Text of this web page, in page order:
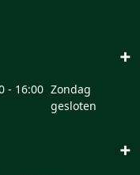
+
- 16:00 Zondag
gesloten
+